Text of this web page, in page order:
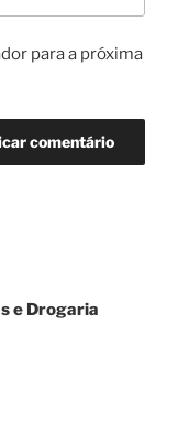
para a próxima
e Drogaria